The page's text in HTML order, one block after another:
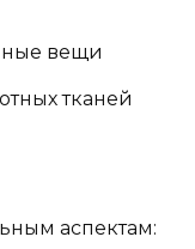
вещи
тканей
аспектам: